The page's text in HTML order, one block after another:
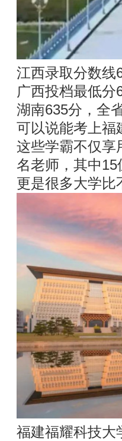
江西录取分数线
广西投档最低分
湖南635分，全
可以说能考上福
这些学霸不仅享
名老师，其中
更是很多大学比
福建福耀科技大